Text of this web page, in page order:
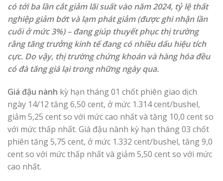
có tới ba lần cắt giảm lãi suất vào năm 2024, tỷ lệ thất
nghiệp giảm bớt và lạm phát giảm (được ghi nhận lần
cuối ở mức 3%) – đang giúp thuyết phục thị trường
rằng tăng trưởng kinh tế đang có nhiều dấu hiệu tích
cực. Do vậy, thị trường chứng khoán và hàng hóa đều
có đà tăng giá lại trong những ngày qua.
Giá đậu nành kỳ hạn tháng 01 chốt phiên giao dịch
ngày 14/12 tăng 6,50 cent, ở mức 1.314 cent/bushel,
giảm 5,25 cent so với mức cao nhất và tăng 10,0 cent so
với mức thấp nhất. Giá đậu nành kỳ hạn tháng 03 chốt
phiên tăng 5,75 cent, ở mức 1.332 cent/bushel, tăng 9,0
cent so với mức thấp nhất và giảm 5,50 cent so với mức
cao nhất.